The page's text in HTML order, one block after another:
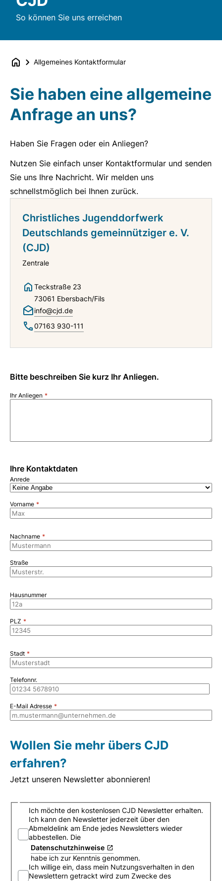
So können Sie uns erreichen
Allgemeines Kontaktformular
Sie haben eine allgemeine
Anfrage an uns?
Haben Sie Fragen oder ein Anliegen?
Nutzen Sie einfach unser Kontaktformular und senden
Sie uns Ihre Nachricht. Wir melden uns
schnellstmöglich bei Ihnen zurück.
Christliches Jugenddorfwerk
Deutschlands gemeinnütziger e. V.
(CJD)
Zentrale
Teckstraße 23
73061 Ebersbach/Fils
info@cjd.de
07163 930-111
Bitte beschreiben Sie kurz Ihr Anliegen.
Ihr Anliegen
Ihre Kontaktdaten
Anrede
Vorname
Nachname
Straße
Hausnummer
PLZ
Stadt
Telefonnr.
E-Mail Adresse
Wollen Sie mehr übers CJD
erfahren?
Jetzt unseren Newsletter abonnieren!
Newsletter_Anmeldung
Ich möchte den kostenlosen CJD Newsletter erhalten.
Ich kann den Newsletter jederzeit über den
Abmeldelink am Ende jedes Newsletters wieder
abbestellen. Die
Datenschutzhinweise
habe ich zur Kenntnis genommen.
Ich willige ein, dass mein Nutzungsverhalten in den
Newslettern getrackt wird zum Zwecke des